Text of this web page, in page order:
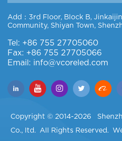
Add：3rd Floor, Block B,
Community, Shiyan Town,
Tel: +86 755 27705060
Fax: +86 755 27705066
Email: info@vcoreled.com
Copyright © 2014-2026
Co., ltd. All Rights Reserved.